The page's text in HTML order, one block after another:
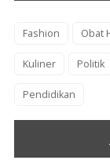
Fashion Obat
Kuliner Politik
Pendidikan